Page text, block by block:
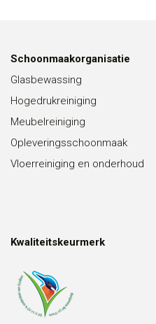
Schoonmaakorganisatie
Glasbewassing
Hogedrukreiniging
Meubelreiniging
Opleveringsschoonmaak
Vloerreiniging en onderhoud
Kwaliteitskeurmerk